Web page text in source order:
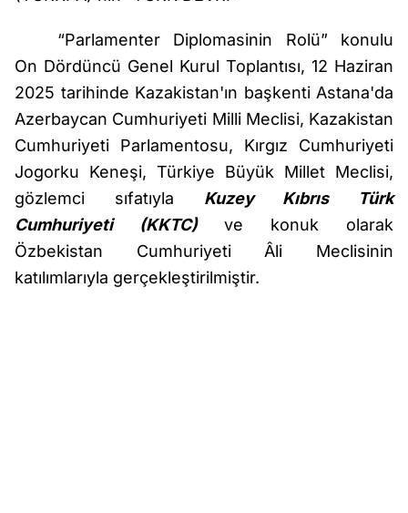
“Parlamenter Diplomasinin Rolü” konulu
On Dördüncü Genel Kurul Toplantısı, 12 Haziran
2025 tarihinde Kazakistan'ın başkenti Astana'da
Azerbaycan Cumhuriyeti Milli Meclisi, Kazakistan
Cumhuriyeti Parlamentosu, Kırgız Cumhuriyeti
Jogorku Keneşi, Türkiye Büyük Millet Meclisi,
gözlemci sıfatıyla Kuzey Kıbrıs Türk
Cumhuriyeti (KKTC) ve konuk olarak
Özbekistan Cumhuriyeti Âli Meclisinin
katılımlarıyla gerçekleştirilmiştir.